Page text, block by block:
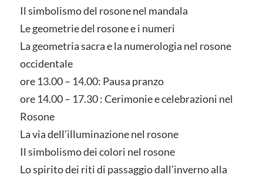
Il simbolismo del rosone nel mandala
Le geometrie del rosone e i numeri
La geometria sacra e la numerologia nel rosone
occidentale
ore 13.00 – 14.00: Pausa pranzo
ore 14.00 – 17.30 : Cerimonie e celebrazioni nel
Rosone
La via dell’illuminazione nel rosone
Il simbolismo dei colori nel rosone
Lo spirito dei riti di passaggio dall’inverno alla